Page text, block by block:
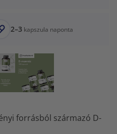
2–3 kapszula naponta
forrásból származó D-